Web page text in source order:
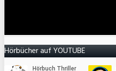
Hörbücher auf YOUTUBE